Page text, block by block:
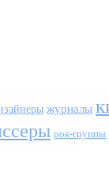
журналы
рок-группы